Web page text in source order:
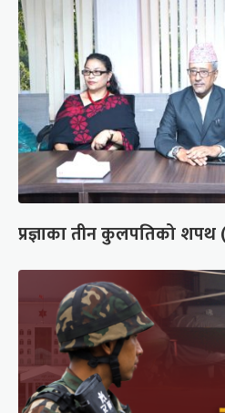
प्रज्ञाका तीन कुलपतिको शपथ